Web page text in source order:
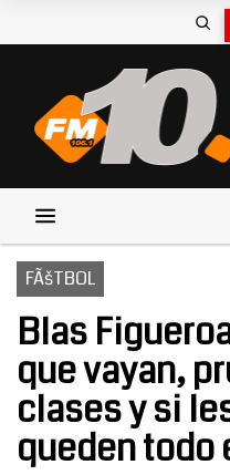
FÃšTBOL
Blas
que vayan,
clases y si
queden todo